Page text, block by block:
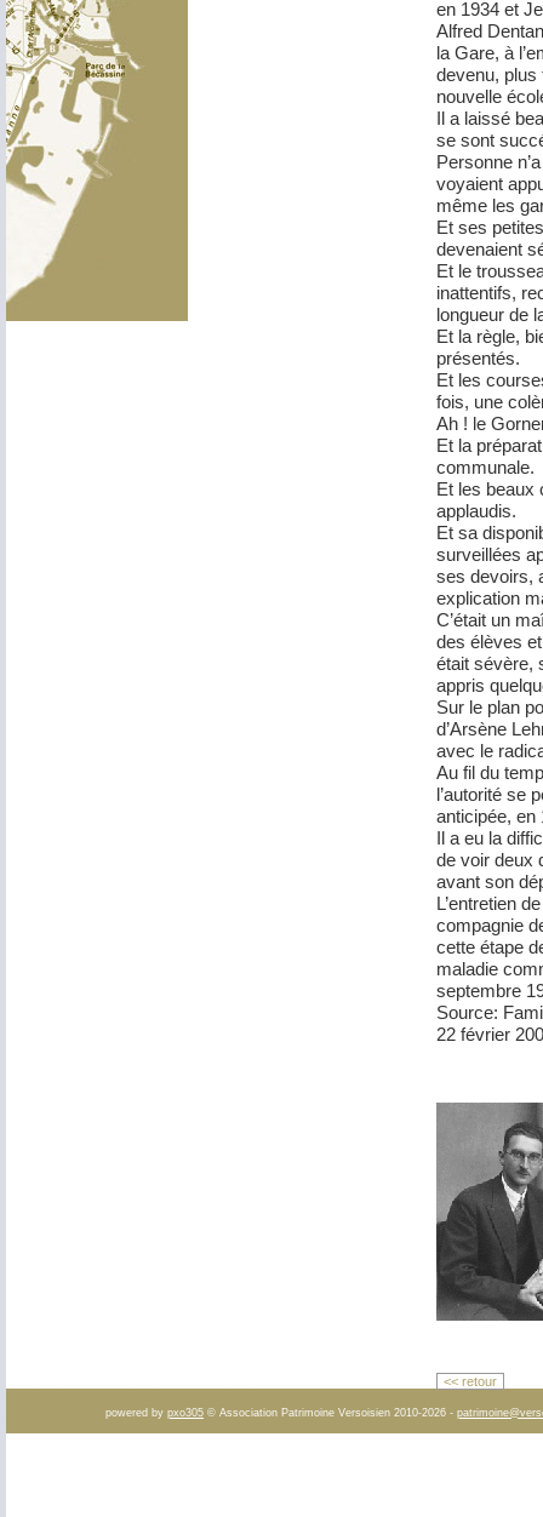
en 1934 et
Alfred
la Gare, à
devenu, plus
nouvelle
Il a laissé
se sont
Personne
voyaient
même les
Et ses
devenaient
Et le
inattentifs,
longueur de
Et la règle,
présentés.
Et les
fois, une
Ah ! le
Et la
communale.
Et les beaux
applaudis.
Et sa
surveillées
ses devoirs,
explication
C’était un
des élèves
était sévère,
appris
Sur le plan
d’Arsène
avec le
Au fil du
l’autorité se
anticipée, en
Il a eu la
de voir deux
avant son
L’entretien
compagnie
cette étape
maladie
septembre
Source:
22 février
<< retour
powered by pxo305 © Association Patrimoine Versoisien 2010-2026 -